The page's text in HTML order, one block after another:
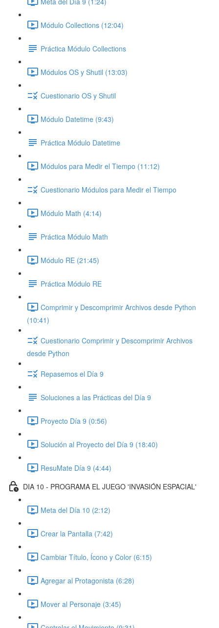
Módulo Collections (12:04)
Práctica Módulo Collections
Módulos OS y Shutil (13:03)
Cuestionario OS y Shutil
Módulo Datetime (9:43)
Práctica Módulo Datetime
Módulos para Medir el Tiempo (11:12)
Cuestionario Módulos para Medir el Tiempo
Módulo Math (4:14)
Práctica Módulo Math
Módulo RE (21:45)
Práctica Módulo RE
Comprimir y Descomprimir Archivos desde Python
(10:41)
Cuestionario Comprimir y Descomprimir Archivos
desde Python
Repasemos el Día 9
Soluciones a las Prácticas del Día 9
Proyecto Día 9 (0:56)
Solución al Proyecto del Día 9 (18:40)
ResuMate Día 9 (4:44)
DIA 10 - PROGRAMA EL JUEGO 'INVASIÓN ESPACIAL'
Meta del Día 10 (2:12)
Crear la Pantalla (7:42)
Cambiar Título, Ícono y Color (6:15)
Agregar al Protagonista (6:28)
Mover al Personaje (3:45)